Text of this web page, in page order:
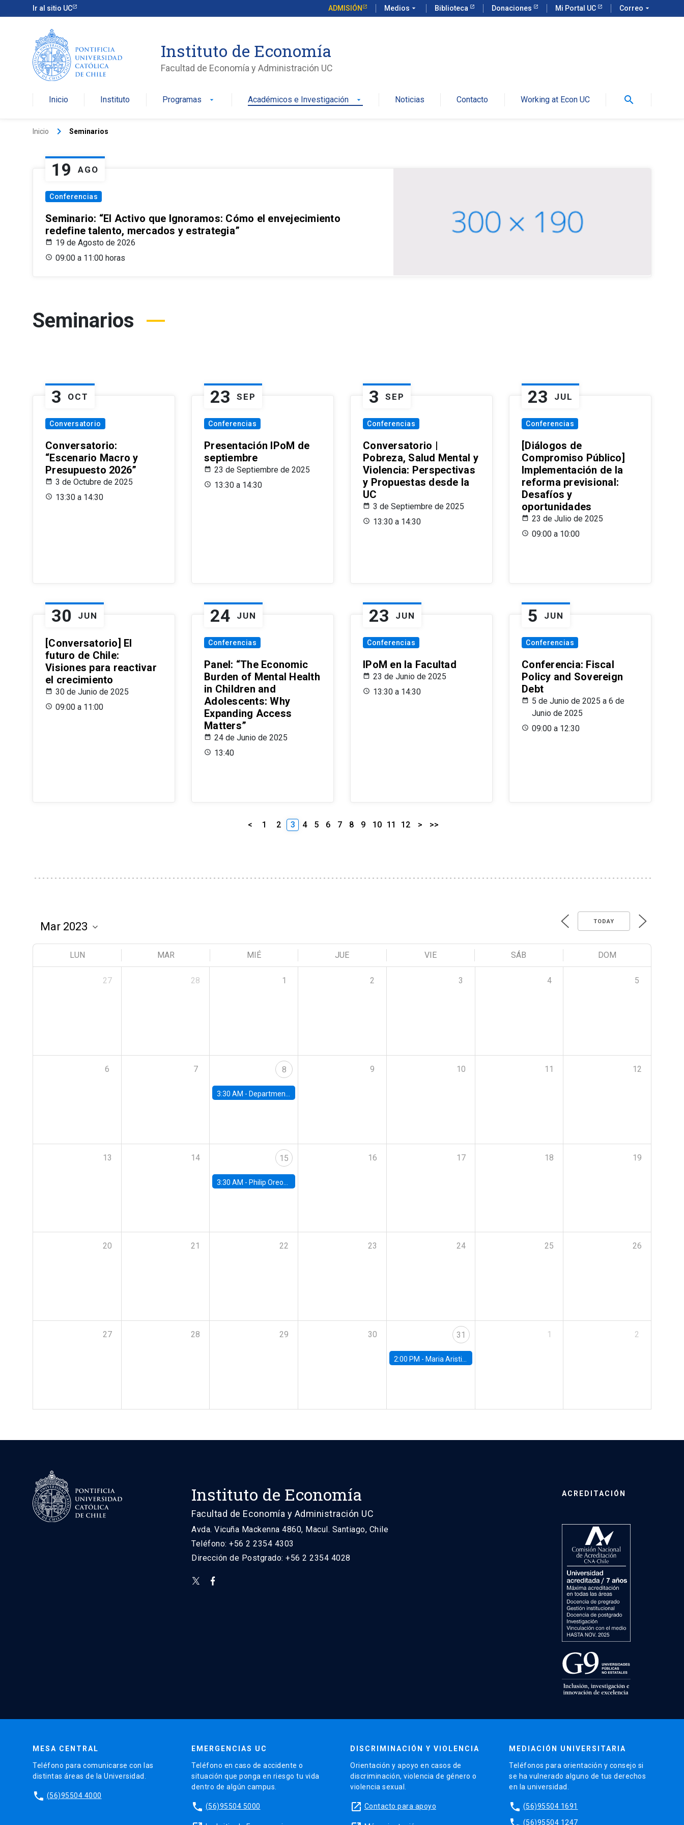
Ir al sitio UC ADMISIÓN Medios arrow_drop_down Biblioteca Donaciones Mi Portal UC Correo arrow_drop_down
Instituto de Economía
Facultad de Economía y Administración UC
Inicio Instituto Programas arrow_drop_down Académicos e Investigación arrow_drop_down Noticias Contacto Working at Econ UC search
Inicio keyboard_arrow_right Seminarios
19 AGO
Conferencias
Seminario: “El Activo que Ignoramos: Cómo el envejecimiento
redefine talento, mercados y estrategia”
19 de Agosto de 2026
09:00 a 11:00 horas
Seminarios
3 OCT
Conversatorio
Conversatorio:
“Escenario Macro y
Presupuesto 2026”
3 de Octubre de 2025
13:30 a 14:30
23 SEP
Conferencias
Presentación IPoM de
septiembre
23 de Septiembre de 2025
13:30 a 14:30
3 SEP
Conferencias
Conversatorio |
Pobreza, Salud Mental y
Violencia: Perspectivas
y Propuestas desde la
UC
3 de Septiembre de 2025
13:30 a 14:30
23 JUL
Conferencias
[Diálogos de
Compromiso Público]
Implementación de la
reforma previsional:
Desafíos y
oportunidades
23 de Julio de 2025
09:00 a 10:00
30 JUN
[Conversatorio] El
futuro de Chile:
Visiones para reactivar
el crecimiento
30 de Junio de 2025
09:00 a 11:00
24 JUN
Conferencias
Panel: “The Economic
Burden of Mental Health
in Children and
Adolescents: Why
Expanding Access
Matters”
24 de Junio de 2025
13:40
23 JUN
Conferencias
IPoM en la Facultad
23 de Junio de 2025
13:30 a 14:30
5 JUN
Conferencias
Conferencia: Fiscal
Policy and Sovereign
Debt
5 de Junio de 2025 a 6 de
Junio de 2025
09:00 a 12:30
< 1 2 3 4 5 6 7 8 9 10 11 12 > >>
TODAY
LUN MAR MIÉ JUE VIE SÁB DOM
27 28 1 2 3 4 5
6 7 8
3:30 AM - Department Seminar: James Robinson
9 10 11 12
13 14 15
3:30 AM - Philip Oreopolous, University of Toronto
16 17 18 19
20 21 22 23 24 25 26
27 28 29 30 31
2:00 PM - Maria Aristizabal-Ramirez, FED Board
1 2
Instituto de Economía
Facultad de Economía y Administración UC
Avda. Vicuña Mackenna 4860, Macul. Santiago, Chile
Teléfono: +56 2 2354 4303
Dirección de Postgrado: +56 2 2354 4028
ACREDITACIÓN
MESA CENTRAL
Teléfono para comunicarse con las
distintas áreas de la Universidad.
phone (56)95504 4000
EMERGENCIAS UC
Teléfono en caso de accidente o
situación que ponga en riesgo tu vida
dentro de algún campus.
phone (56)95504 5000
DISCRIMINACIÓN Y VIOLENCIA
Orientación y apoyo en casos de
discriminación, violencia de género o
violencia sexual.
launch Contacto para apoyo
MEDIACIÓN UNIVERSITARIA
Teléfonos para orientación y consejo si
se ha vulnerado alguno de tus derechos
en la universidad.
phone (56)95504 1691
(56)95504 1247